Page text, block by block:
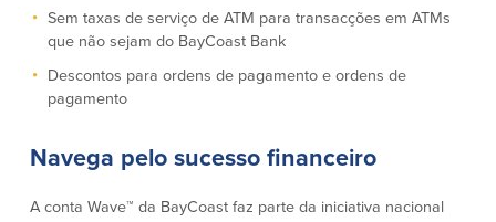
Crédito
Gabinete de Empréstimo Providence
Parcerias de Desenvolvimento de
Pagamentos de empréstimos on-line
Serviços
Reordenar Cheques
Sem taxas de serviço de ATM para transacções em ATMs
que não sejam do BayCoast Bank
Descontos para ordens de pagamento e ordens de
pagamento
Navega pelo sucesso financeiro
A conta Wave™ da BayCoast faz parte da iniciativa nacional